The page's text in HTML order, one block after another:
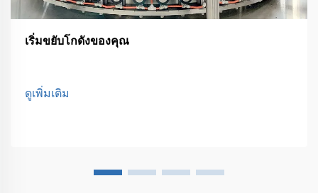
เริ่มขยับโกดังของคุณ
ดูเพิ่มเติม